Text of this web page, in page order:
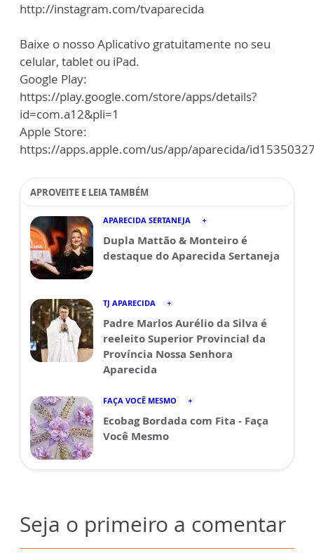
http://instagram.com/tvaparecida
Baixe o nosso Aplicativo gratuitamente no seu
celular, tablet ou iPad.
Google Play:
https://play.google.com/store/apps/details?
id=com.a12&pli=1
Apple Store:
https://apps.apple.com/us/app/aparecida/
APROVEITE E LEIA TAMBÉM
APARECIDA SERTANEJA
Dupla Mattão & Monteiro é
destaque do Aparecida Sertaneja
TJ APARECIDA
Padre Marlos Aurélio da Silva é
reeleito Superior Provincial da
Província Nossa Senhora
Aparecida
FAÇA VOCÊ MESMO
Ecobag Bordada com Fita - Faça
Você Mesmo
Seja o primeiro a comentar